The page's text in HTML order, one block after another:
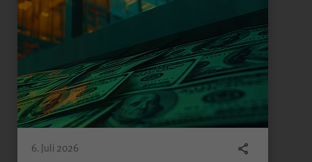
6. Juli 2026